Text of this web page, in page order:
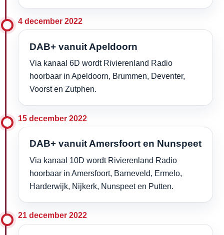
4 december 2022
DAB+ vanuit Apeldoorn
Via kanaal 6D wordt Rivierenland Radio
hoorbaar in Apeldoorn, Brummen, Deventer,
Voorst en Zutphen.
15 december 2022
DAB+ vanuit Amersfoort en Nunspeet
Via kanaal 10D wordt Rivierenland Radio
hoorbaar in Amersfoort, Barneveld, Ermelo,
Harderwijk, Nijkerk, Nunspeet en Putten.
21 december 2022